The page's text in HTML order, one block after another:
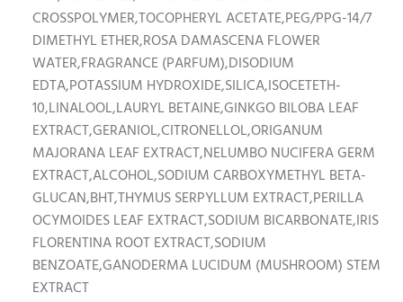
CROSSPOLYMER,TOCOPHERYL ACETATE,PEG/PPG-14/7
DIMETHYL ETHER,ROSA DAMASCENA FLOWER
WATER,FRAGRANCE (PARFUM),DISODIUM
EDTA,POTASSIUM HYDROXIDE,SILICA,ISOCETETH-
10,LINALOOL,LAURYL BETAINE,GINKGO BILOBA LEAF
EXTRACT,GERANIOL,CITRONELLOL,ORIGANUM
MAJORANA LEAF EXTRACT,NELUMBO NUCIFERA GERM
EXTRACT,ALCOHOL,SODIUM CARBOXYMETHYL BETA-
GLUCAN,BHT,THYMUS SERPYLLUM EXTRACT,PERILLA
OCYMOIDES LEAF EXTRACT,SODIUM BICARBONATE,IRIS
FLORENTINA ROOT EXTRACT,SODIUM
BENZOATE,GANODERMA LUCIDUM (MUSHROOM) STEM
EXTRACT